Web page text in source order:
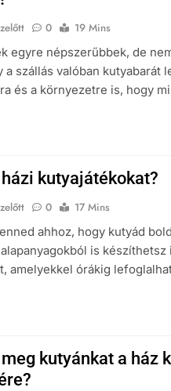
0
19 Mins
egyre népszerűbbek, de
szállás valóban kutyabarát
és a környezetre is, hogy
kutyajátékokat?
0
17 Mins
ahhoz, hogy kutyád
is készíthetsz
amelyekkel órákig
kutyánkat a ház